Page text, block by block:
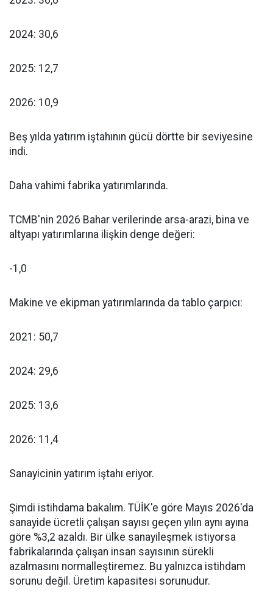
2024: 30,6
2025: 12,7
2026: 10,9
Beş yılda yatırım iştahının gücü dörtte bir seviyesine
indi.
Daha vahimi fabrika yatırımlarında.
TCMB'nin 2026 Bahar verilerinde arsa-arazi, bina ve
altyapı yatırımlarına ilişkin denge değeri:
-1,0
Makine ve ekipman yatırımlarında da tablo çarpıcı:
2021: 50,7
2024: 29,6
2025: 13,6
2026: 11,4
Sanayicinin yatırım iştahı eriyor.
Şimdi istihdama bakalım. TÜİK'e göre Mayıs 2026'da
sanayide ücretli çalışan sayısı geçen yılın aynı ayına
göre %3,2 azaldı. Bir ülke sanayileşmek istiyorsa
fabrikalarında çalışan insan sayısının sürekli
azalmasını normalleştiremez. Bu yalnızca istihdam
sorunu değil. Üretim kapasitesi sorunudur.